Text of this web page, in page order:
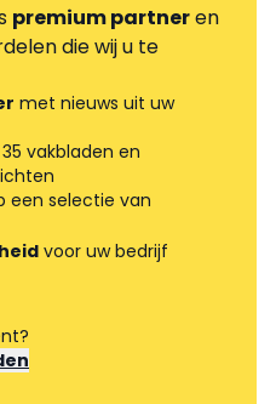
premium partneren
die wij u te
met nieuws uit uw
vakbladen en
een selectie van
voor uw bedrijf